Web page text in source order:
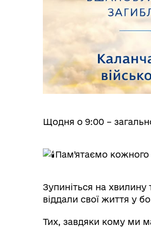
Щодня о 9:00 –
Памʼятаємо кожного
Зупиніться на хвилину
віддали свої життя у
Тих, завдяки кому ми